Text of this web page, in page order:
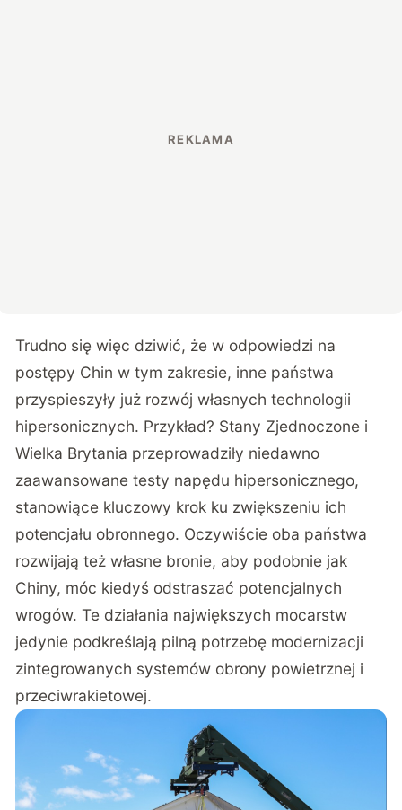
Trudno się więc dziwić, że w odpowiedzi na
postępy Chin w tym zakresie, inne państwa
przyspieszyły już rozwój własnych technologii
hipersonicznych. Przykład? Stany Zjednoczone i
Wielka Brytania przeprowadziły niedawno
zaawansowane testy napędu hipersonicznego,
stanowiące kluczowy krok ku zwiększeniu ich
potencjału obronnego. Oczywiście oba państwa
rozwijają też własne bronie, aby podobnie jak
Chiny, móc kiedyś odstraszać potencjalnych
wrogów. Te działania największych mocarstw
jedynie podkreślają pilną potrzebę modernizacji
zintegrowanych systemów obrony powietrznej i
przeciwrakietowej.